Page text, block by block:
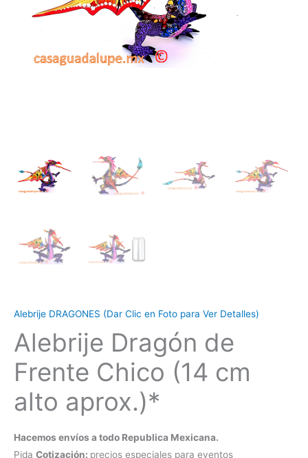
Alebrije DRAGONES (Dar Clic en Foto para Ver Detalles)
Alebrije Dragón de
Frente Chico (14 cm
alto aprox.)*
Hacemos envíos a todo Republica Mexicana.
Pida Cotización: precios especiales para eventos